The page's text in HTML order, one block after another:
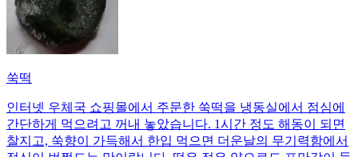
쑥떡
인터넷 우체국 쇼핑몰에서 주문한 쑥떡을 냉동실에서 점심에
간단하게 먹으려고 꺼내 놓았습니다. 1시간 정도 해동이 되면
찰지고, 쑥향이 가득해서 한입 먹으면 더운날의 무기력함에서